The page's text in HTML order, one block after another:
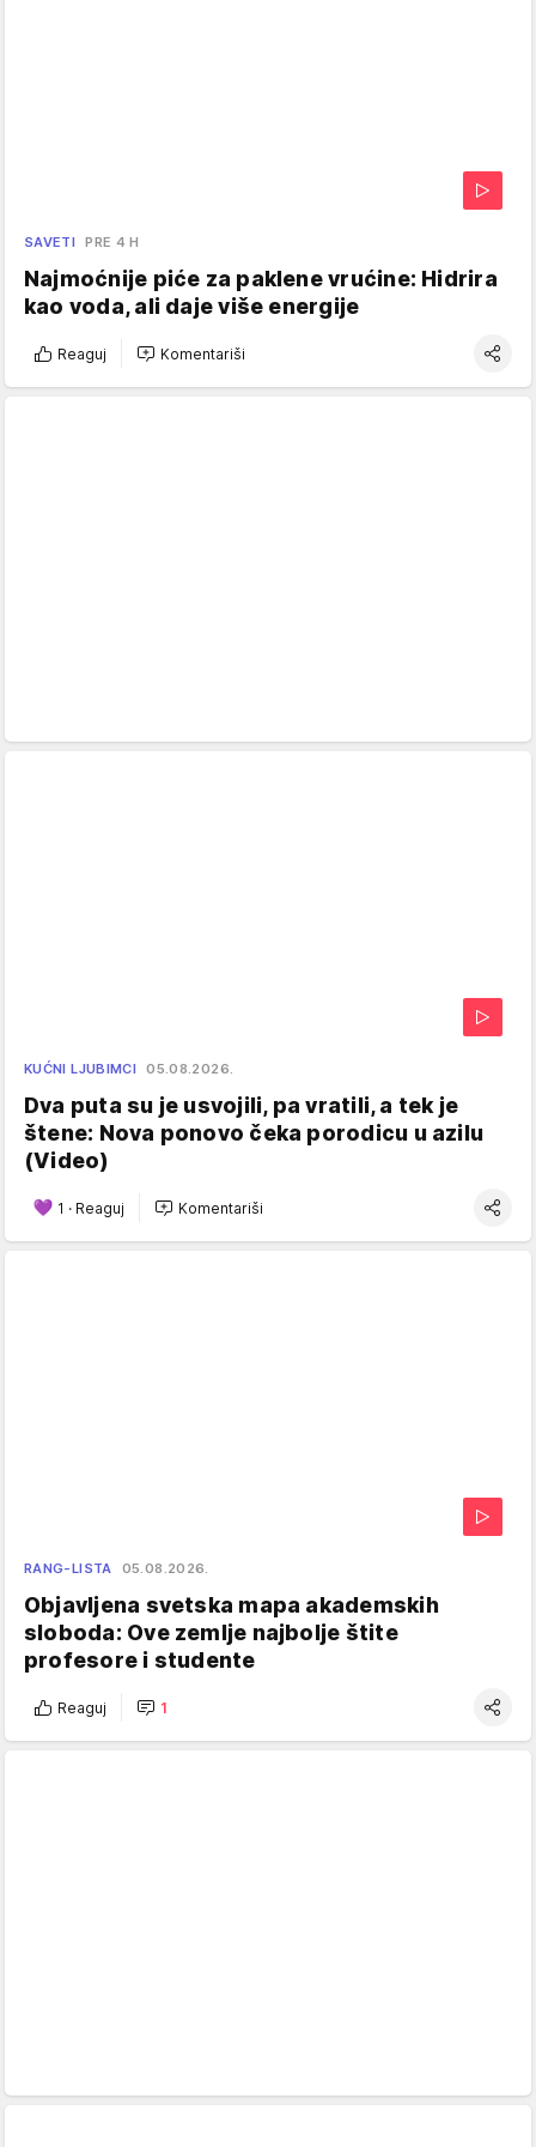
SAVETI PRE 4 H
Najmoćnije piće za paklene vrućine: Hidrira
kao voda, ali daje više energije
Reaguj Komentariši
KUĆNI LJUBIMCI 05.08.2026.
Dva puta su je usvojili, pa vratili, a tek je
štene: Nova ponovo čeka porodicu u azilu
(Video)
1 · Reaguj Komentariši
RANG-LISTA 05.08.2026.
Objavljena svetska mapa akademskih
sloboda: Ove zemlje najbolje štite
profesore i studente
Reaguj 1